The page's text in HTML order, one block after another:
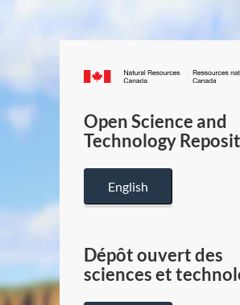
Canada.ca
Open Science and
Technology
English
Dépôt ouvert des
sciences et